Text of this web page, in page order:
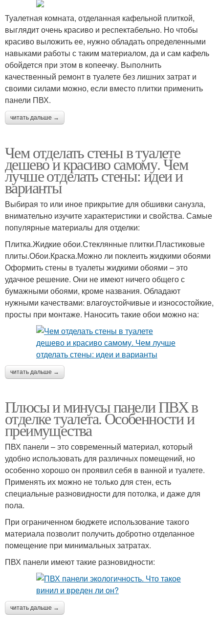
Туалетная комната, отделанная кафельной плиткой,
выглядит очень красиво и респектабельно. Но чтобы
красиво выложить ее, нужно обладать определенными
навыками работы с таким материалом, да и сам кафель
обойдется при этом в копеечку. Выполнить
качественный ремонт в туалете без лишних затрат и
своими силами можно, если вместо плитки применить
панели ПВХ.
читать дальше →
Чем отделать стены в туалете
дешево и красиво самому. Чем
лучше отделать стены: идеи и
варианты
Выбирая то или иное прикрытие для обшивки санузла,
внимательно изучите характеристики и свойства. Самые
популярные материалы для отделки:
Плитка.Жидкие обои.Стеклянные плитки.Пластиковые
плиты.Обои.Краска.Можно ли поклеить жидкими обоями
Оформить стены в туалеты жидкими обоями – это
удачное решение. Они не имеют ничего общего с
бумажными обоями, кроме названия. Обладают
нужными качествами: влагоустойчивые и износостойкие,
просты при монтаже. Наносить такие обои можно на:
читать дальше →
Плюсы и минусы панели ПВХ в
отделке туалета. Особенности и
преимущества
ПВХ панели – это современный материал, который
удобно использовать для различных помещений, но
особенно хорошо он проявил себя в ванной и туалете.
Применять их можно не только для стен, есть
специальные разновидности для потолка, и даже для
пола.
При ограниченном бюджете использование такого
материала позволит получить добротно отделанное
помещение при минимальных затратах.
ПВХ панели имеют такие разновидности:
читать дальше →